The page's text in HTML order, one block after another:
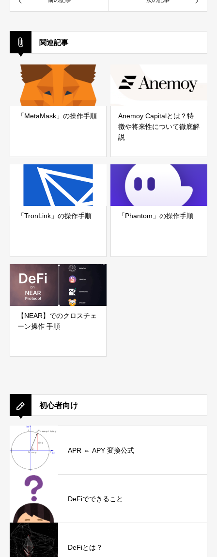
関連記事
「MetaMask」の操作手順
Anemoy Capitalとは？特
徴や将来性について徹底解
説
「TronLink」の操作手順 「Phantom」の操作手順
【NEAR】でのクロスチェ
ーン操作 手順
初心者向け
APR ⇔ APY 変換公式
DeFiでできること
DeFiとは？